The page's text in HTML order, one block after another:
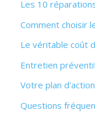
Les 10
Comment choisir
Le véritable coût
Entretien
Votre plan
Questions